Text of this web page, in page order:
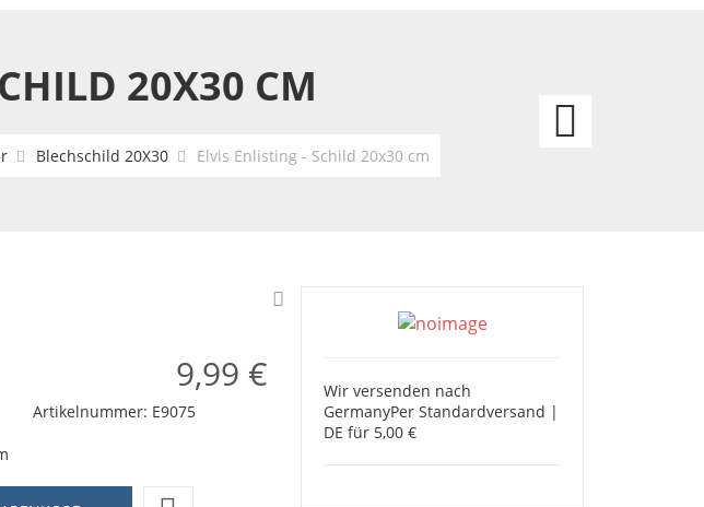
20X30 CM
Blechschild 20X30 Elvis Enlisting - Schild 20x30 cm
9,99 €
Artikelnummer: E9075
Wir versenden nach
GermanyPer Standardversand |
DE für 5,00 €